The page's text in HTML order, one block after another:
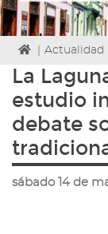
Icono
Home
para
a
la
página
de
Actualidad
La
estudio
debate
sábado 14 de